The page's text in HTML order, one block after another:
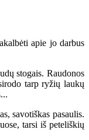
apie jo darbus
stogais. Raudonos
tarp ryžių laukų
savotiškas pasaulis.
tarsi iš peteliškių